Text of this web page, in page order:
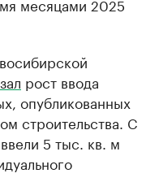
рост ввода
опубликованных
строительства. С
5 тыс. кв. м